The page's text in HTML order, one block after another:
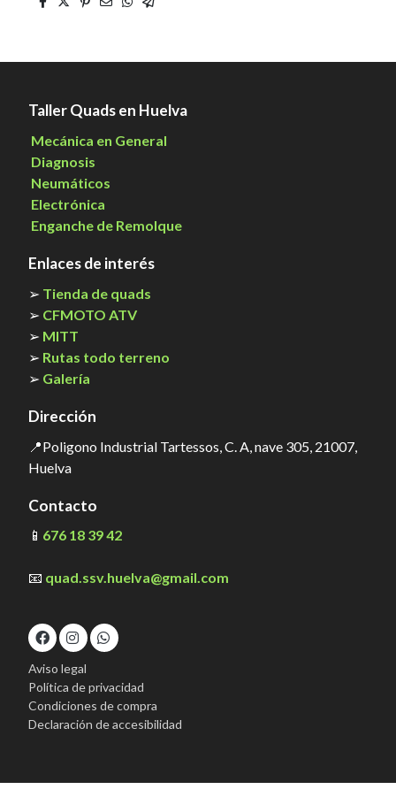
Taller Quads en Huelva
Mecánica en General
Diagnosis
Neumáticos
Electrónica
Enganche de Remolque
Enlaces de interés
➢ Tienda de quads
➢ CFMOTO ATV
➢ MITT
➢ Rutas todo terreno
➢ Galería
Dirección
📍Poligono Industrial Tartessos, C. A, nave 305, 21007,
Huelva
Contacto
📱 676 18 39 42
📧 quad.ssv.huelva@gmail.com
Aviso legal
Política de privacidad
Condiciones de compra
Declaración de accesibilidad